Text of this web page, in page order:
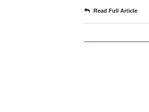
Read Full Article